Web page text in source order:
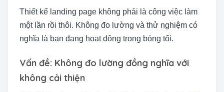
Thiết kế landing page không phải là công việc làm
một lần rồi thôi. Không đo lường và thử nghiệm có
nghĩa là bạn đang hoạt động trong bóng tối.
Vấn đề: Không đo lường đồng nghĩa với
không cải thiện